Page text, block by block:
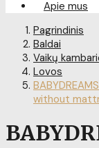
Apie mus
Pagrindinis
Baldai
Vaikų
Lovos
without